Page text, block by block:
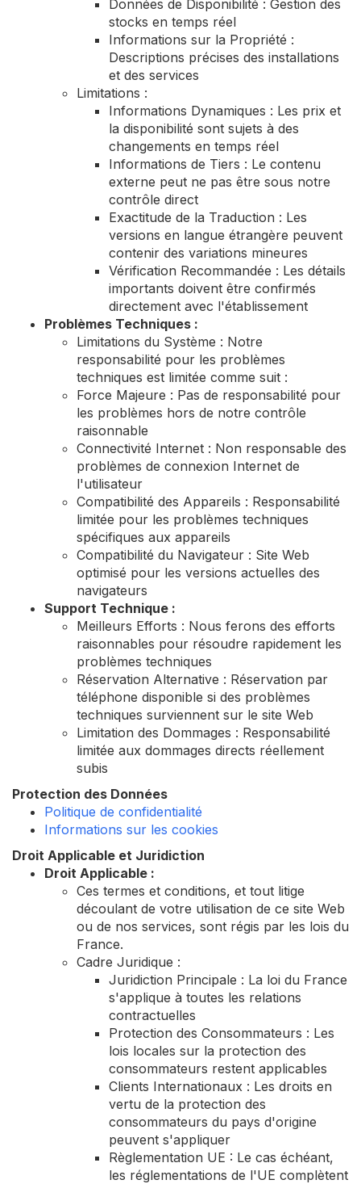
Données de Disponibilité : Gestion des
stocks en temps réel
Informations sur la Propriété :
Descriptions précises des installations
et des services
Limitations :
Informations Dynamiques : Les prix et
la disponibilité sont sujets à des
changements en temps réel
Informations de Tiers : Le contenu
externe peut ne pas être sous notre
contrôle direct
Exactitude de la Traduction : Les
versions en langue étrangère peuvent
contenir des variations mineures
Vérification Recommandée : Les détails
importants doivent être confirmés
directement avec l'établissement
Problèmes Techniques :
Limitations du Système : Notre
responsabilité pour les problèmes
techniques est limitée comme suit :
Force Majeure : Pas de responsabilité pour
les problèmes hors de notre contrôle
raisonnable
Connectivité Internet : Non responsable des
problèmes de connexion Internet de
l'utilisateur
Compatibilité des Appareils : Responsabilité
limitée pour les problèmes techniques
spécifiques aux appareils
Compatibilité du Navigateur : Site Web
optimisé pour les versions actuelles des
navigateurs
Support Technique :
Meilleurs Efforts : Nous ferons des efforts
raisonnables pour résoudre rapidement les
problèmes techniques
Réservation Alternative : Réservation par
téléphone disponible si des problèmes
techniques surviennent sur le site Web
Limitation des Dommages : Responsabilité
limitée aux dommages directs réellement
subis
Protection des Données
Politique de confidentialité
Informations sur les cookies
Droit Applicable et Juridiction
Droit Applicable :
Ces termes et conditions, et tout litige
découlant de votre utilisation de ce site Web
ou de nos services, sont régis par les lois du
France.
Cadre Juridique :
Juridiction Principale : La loi du France
s'applique à toutes les relations
contractuelles
Protection des Consommateurs : Les
lois locales sur la protection des
consommateurs restent applicables
Clients Internationaux : Les droits en
vertu de la protection des
consommateurs du pays d'origine
peuvent s'appliquer
Règlementation UE : Le cas échéant,
les réglementations de l'UE complètent